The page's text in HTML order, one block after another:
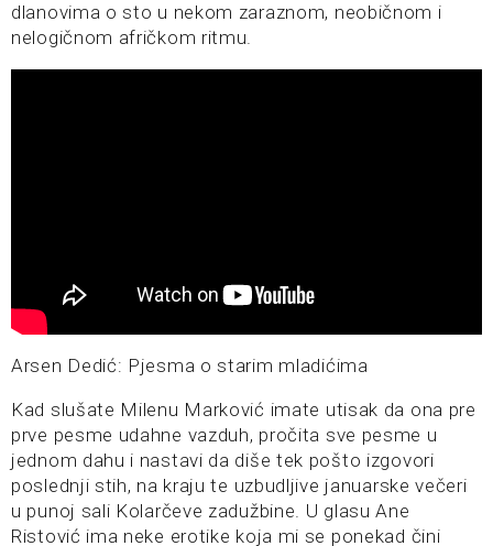
dlanovima o sto u nekom zaraznom, neobičnom i
nelogičnom afričkom ritmu.
Arsen Dedić: Pjesma o starim mladićima
Kad slušate Milenu Marković imate utisak da ona pre
prve pesme udahne vazduh, pročita sve pesme u
jednom dahu i nastavi da diše tek pošto izgovori
poslednji stih, na kraju te uzbudljive januarske večeri
u punoj sali Kolarčeve zadužbine. U glasu Ane
Ristović ima neke erotike koja mi se ponekad čini